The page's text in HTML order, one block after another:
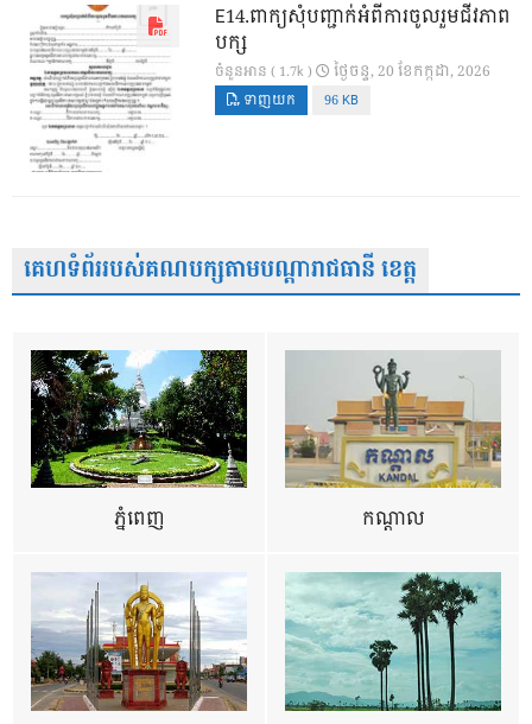
E14.ពាក្យសុំបញ្ជាក់អំពីការចូលរួមជីវភាព
បក្ស
ចំនួនអាន ( 1.7k ) ថ្ងៃ​ចន្ទ, 20 ខែ​កក្កដា, 2026
ទាញយក 96 KB
គេហទំព័ររបស់គណបក្សតាមបណ្តារាជធានី ខេត្ត
ភ្នំពេញ កណ្តាល